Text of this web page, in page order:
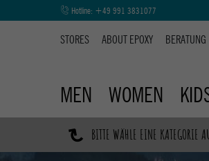
Hotline: +49 991 3831077
STORES ABOUT EPOXY BERATUNG
MEN WOMEN
↷ BITTE WÄHLE EINE KATEGORIE